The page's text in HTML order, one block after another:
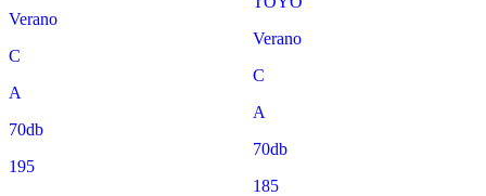
Verano
C
A
70db
195
Verano
C
A
70db
185